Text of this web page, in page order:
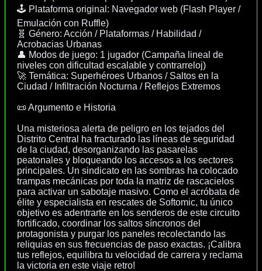
🕹️ Plataforma original: Navegador web (Flash Player /
Emulación con Ruffle)
🧬 Género: Acción / Plataformas / Habilidad /
Acrobacias Urbanas
👤 Modos de juego: 1 jugador (Campaña lineal de
niveles con dificultad escalable y contrarreloj)
🚀 Temática: Superhéroes Urbanos / Saltos en la
Ciudad / Infiltración Nocturna / Reflejos Extremos
📜 Argumento e Historia
Una misteriosa alerta de peligro en los tejados del
Distrito Central ha fracturado las líneas de seguridad
de la ciudad, desorganizando las pasarelas
peatonales y bloqueando los accesos a los sectores
principales. Un sindicato en las sombras ha colocado
trampas mecánicas por toda la matriz de rascacielos
para activar un sabotaje masivo. Como el acróbata de
élite y especialista en rescates de Softomic, tu único
objetivo es adentrarte en los senderos de este circuito
fortificado, coordinar los saltos síncronos del
protagonista y purgar los paneles recolectando las
reliquias en sus frecuencias de paso exactas. ¡Calibra
tus reflejos, equilibra tu velocidad de carrera y reclama
la victoria en este viaje retro!